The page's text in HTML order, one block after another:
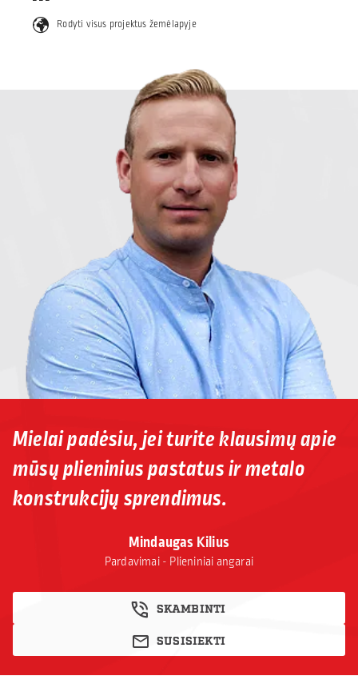
Rodyti visus projektus žemėlapyje
Mindaugas Kilius
Pardavimai - Plieniniai angarai
SKAMBINTI
SUSISIEKTI
Mielai padėsiu, jei turite klausimų apie
mūsų plieninius pastatus ir metalo
konstrukcijų sprendimus.